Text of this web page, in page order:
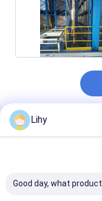
कार्टन कन्वेयर सिस्टम
वेयरहाउस शटल सिस्टम
कन्वेयर सॉर्टिंग सिस्टम
गोदाम लिफ्ट
अमर स्वायत्त मोबाइल
अनुशंसित उत्पाद
Lihy
Good day, what